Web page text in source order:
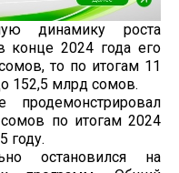
динамику роста
конце 2024 года его
то по итогам 11
152,5 млрд сомов.
по итогам 2024
году.
остановился на